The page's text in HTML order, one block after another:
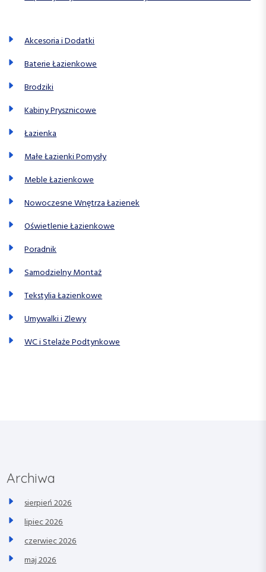
Akcesoria i Dodatki
Baterie Łazienkowe
Brodziki
Kabiny Prysznicowe
Łazienka
Małe Łazienki Pomysły
Meble Łazienkowe
Nowoczesne Wnętrza Łazienek
Oświetlenie Łazienkowe
Poradnik
Samodzielny Montaż
Tekstylia Łazienkowe
Umywalki i Zlewy
WC i Stelaże Podtynkowe
Archiwa
sierpień 2026
lipiec 2026
czerwiec 2026
maj 2026